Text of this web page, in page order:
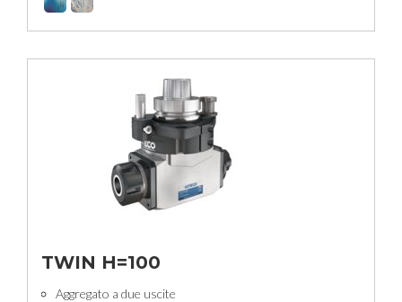
TWIN H=100
Aggregato a due uscite